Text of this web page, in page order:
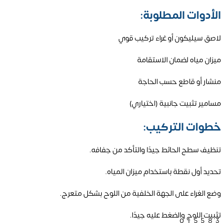
الأدوات المطلوبة:
لاصق سيليكون أو غراء تركيب قوي
ميزان مياه لضمان الاستقامة
منشار أو قاطع حسب الحاجة
مسامير تثبيت جانبية (اختياري)
خطوات التركيب:
تنظيف سطح الحائط جيدًا والتأكد من جفافه.
تحديد أول نقطة باستخدام ميزان المياه.
وضع الغراء على الجهة الخلفية من اللوح بشكل متعرج.
تثبيت اللوح والضغط عليه جيدًا.